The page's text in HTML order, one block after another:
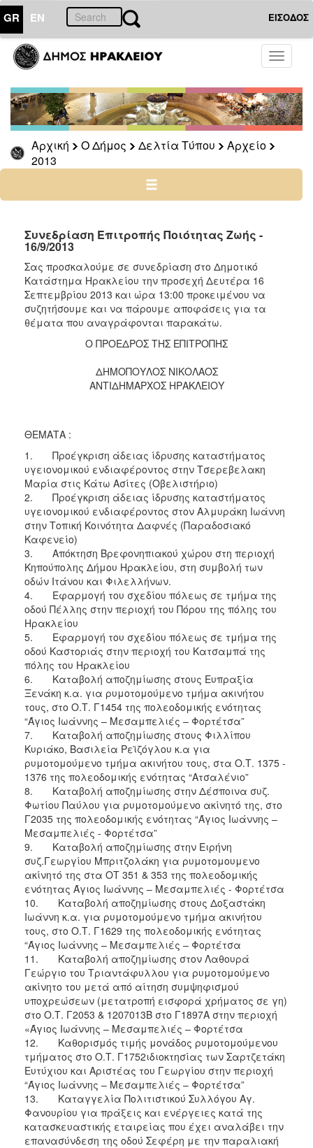
GR EN ΕΙΣΟΔΟΣ
Toggle
Αρχική Ο Δήμος Δελτία Τύπου
Αρχείο
2013
ΔΗΜΟΣ
Δελτία
Τύπου
Αρχείο
2026
2025
2022
2021
2020
2019
2018
2011
2010
2006
ΤΟΠΟΣ
ΠΟΛΙΤΙΣΜΟΣ
ΑΝΘΕΚΤΙΚΗ
ΠΟΛΗ
Συνεδρίαση Επιτροπής Ποιότητας Ζωής -
16/9/2013
Σας προσκαλούμε σε συνεδρίαση στο Δημοτικό
Κατάστημα Ηρακλείου την προσεχή Δευτέρα 16
Σεπτεμβρίου 2013 και ώρα 13:00 προκειμένου να
συζητήσουμε και να πάρουμε αποφάσεις για τα
θέματα που αναγράφονται παρακάτω.
Ο ΠΡΟΕΔΡΟΣ ΤΗΣ ΕΠΙΤΡΟΠΗΣ
ΔΗΜΟΠΟΥΛΟΣ ΝΙΚΟΛΑΟΣ
ΑΝΤΙΔΗΜΑΡΧΟΣ ΗΡΑΚΛΕΙΟΥ
ΘΕΜΑΤΑ :
1. Προέγκριση άδειας ίδρυσης καταστήματος
υγειονομικού ενδιαφέροντος στην Τσερεβελακη
Μαρία στις Κάτω Ασίτες (Οβελιστήριο)
2. Προέγκριση άδειας ίδρυσης καταστήματος
υγειονομικού ενδιαφέροντος στον Αλμυράκη Ιωάννη
στην Τοπική Κοινότητα Δαφνές (Παραδοσιακό
Καφενείο)
3. Απόκτηση Βρεφονηπιακού χώρου στη περιοχή
Κηπούπολης Δήμου Ηρακλείου, στη συμβολή των
οδών Ιτάνου και Φιλελλήνων.
4. Εφαρμογή του σχεδίου πόλεως σε τμήμα της
οδού Πέλλης στην περιοχή του Πόρου της πόλης του
Ηρακλείου
5. Εφαρμογή του σχεδίου πόλεως σε τμήμα της
οδού Καστοριάς στην περιοχή του Κατσαμπά της
πόλης του Ηρακλείου
6. Καταβολή αποζημίωσης στους Ευπραξία
Ξενάκη κ.α. για ρυμοτομούμενο τμήμα ακινήτου
τους, στο Ο.Τ. Γ1454 της πολεοδομικής ενότητας
“Άγιος Ιωάννης – Μεσαμπελιές – Φορτέτσα”
7. Καταβολή αποζημίωσης στους Φιλλίπου
Κυριάκο, Βασιλεία Ρεϊζόγλου κ.α για
ρυμοτομούμενο τμήμα ακινήτου τους, στα Ο.Τ. 1375 -
1376 της πολεοδομικής ενότητας “Ατσαλένιο”
8. Καταβολή αποζημίωσης στην Δέσποινα συζ.
Φωτίου Παύλου για ρυμοτομούμενο ακίνητό της, στο
Γ2035 της πολεοδομικής ενότητας “Άγιος Ιωάννης –
Μεσαμπελιές - Φορτέτσα”
9. Καταβολή αποζημίωσης στην Ειρήνη
συζ.Γεωργίου Μπριτζολάκη για ρυμοτομουμενο
ακίνητό της στα ΟΤ 351 & 353 της πολεοδομικής
ενότητας Άγιος Ιωάννης – Μεσαμπελιές - Φορτέτσα
10. Καταβολή αποζημίωσης στους Δοξαστάκη
Ιωάννη κ.α. για ρυμοτομούμενο τμήμα ακινήτου
τους, στο Ο.Τ. Γ1629 της πολεοδομικής ενότητας
“Άγιος Ιωάννης – Μεσαμπελιές – Φορτέτσα
11. Καταβολή αποζημίωσης στον Λαθουρά
Γεώργιο του Τριαντάφυλλου για ρυμοτομούμενο
ακίνητο του μετά από αίτηση συμψηφισμού
υποχρεώσεων (μετατροπή εισφορά χρήματος σε γη)
στο Ο.Τ. Γ2053 & 1207013Β στο Γ1897Α στην περιοχή
«Άγιος Ιωάννης – Μεσαμπελιές – Φορτέτσα
12. Καθορισμός τιμής μονάδος ρυμοτομούμενου
τμήματος στο Ο.Τ. Γ1752ιδιοκτησίας των Σαρτζετάκη
Ευτύχιου και Αριστέας του Γεωργίου στην περιοχή
“Άγιος Ιωάννης – Μεσαμπελιές – Φορτέτσα”
13. Καταγγελία Πολιτιστικού Συλλόγου Αγ.
Φανουρίου για πράξεις και ενέργειες κατά της
κατασκευαστικής εταιρείας που έχει αναλάβει την
επανασύνδεση της οδού Σεφέρη με την παραλιακή